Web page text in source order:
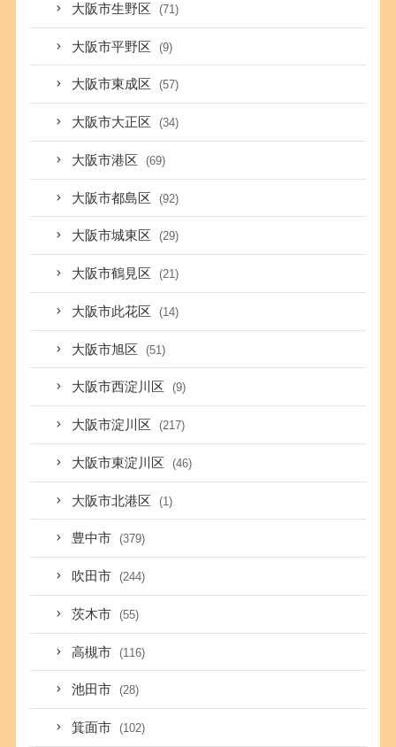
大阪市生野区 (71)
大阪市平野区 (9)
大阪市東成区 (57)
大阪市大正区 (34)
大阪市港区 (69)
大阪市都島区 (92)
大阪市城東区 (29)
大阪市鶴見区 (21)
大阪市此花区 (14)
大阪市旭区 (51)
大阪市西淀川区 (9)
大阪市淀川区 (217)
大阪市東淀川区 (46)
大阪市北港区 (1)
豊中市 (379)
吹田市 (244)
茨木市 (55)
高槻市 (116)
池田市 (28)
箕面市 (102)